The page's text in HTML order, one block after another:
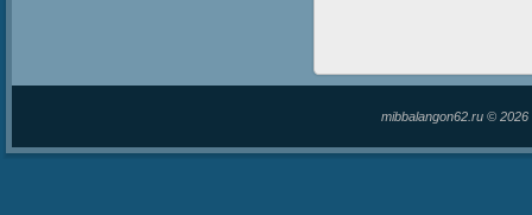
mibbalangon62.ru ©